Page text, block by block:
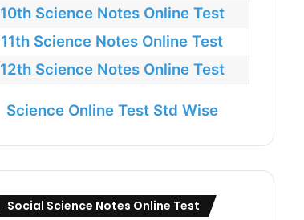
10th Science Notes Online Test
11th Science Notes Online Test
12th Science Notes Online Test
Science Online Test Std Wise
Social Science Notes Online Test